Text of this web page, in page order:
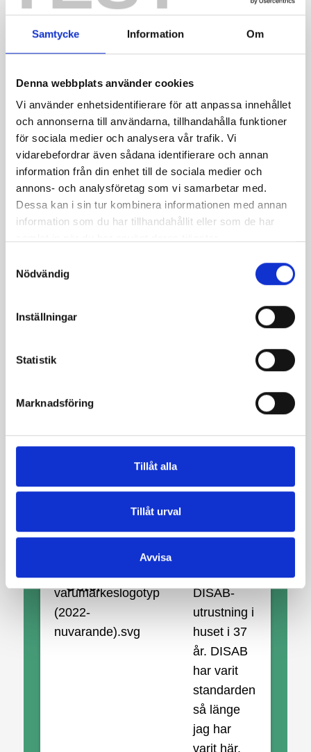
Samtycke Information Om
Denna webbplats använder cookies
Vi använder enhetsidentifierare för att anpassa innehållet
och annonserna till användarna, tillhandahålla funktioner
för sociala medier och analysera vår trafik. Vi
vidarebefordrar även sådana identifierare och annan
information från din enhet till de sociala medier och
annons- och analysföretag som vi samarbetar med.
Dessa kan i sin tur kombinera informationen med annan
information som du har tillhandahållit eller som de har
Nödvändig
Inställningar
Statistik
Marknadsföring
Tillåt alla
Tillåt urval
Avvisa
Filip
Näslund
Grupprojektledare,
teknik
bra
samarbete
som
hjälper oss
att
kartlägga
och
effektivt
möta våra
och glada
och
Öster
Teknisk
projektledare
DISAB-
utrustning i
huset i 37
år. DISAB
har varit
standarden
så länge
jag har
varit här.